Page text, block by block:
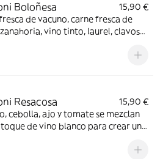
Boloñesa
15,90 €
de vacuno, carne fresca de
vino tinto, laurel, clavos
Resacosa
15,90 €
cebolla, ajo y tomate se mezclan
de vino blanco para crear una